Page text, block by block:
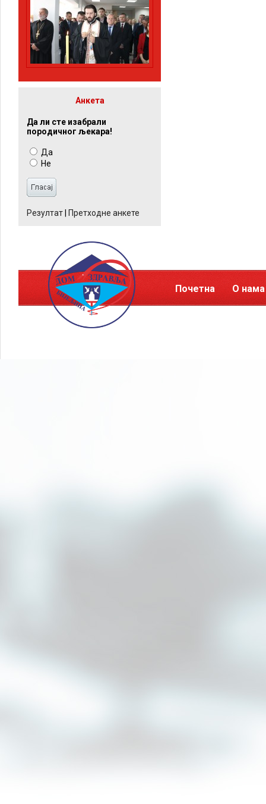
Анкета
Да ли сте изабрали
породичног љекара!
Да
Не
Резултат Претходне анкете
Почетна О нама